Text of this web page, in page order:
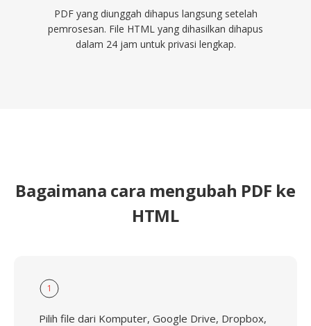
PDF yang diunggah dihapus langsung setelah
pemrosesan. File HTML yang dihasilkan dihapus
dalam 24 jam untuk privasi lengkap.
Bagaimana cara mengubah PDF ke
HTML
1
Pilih file dari Komputer, Google Drive, Dropbox,